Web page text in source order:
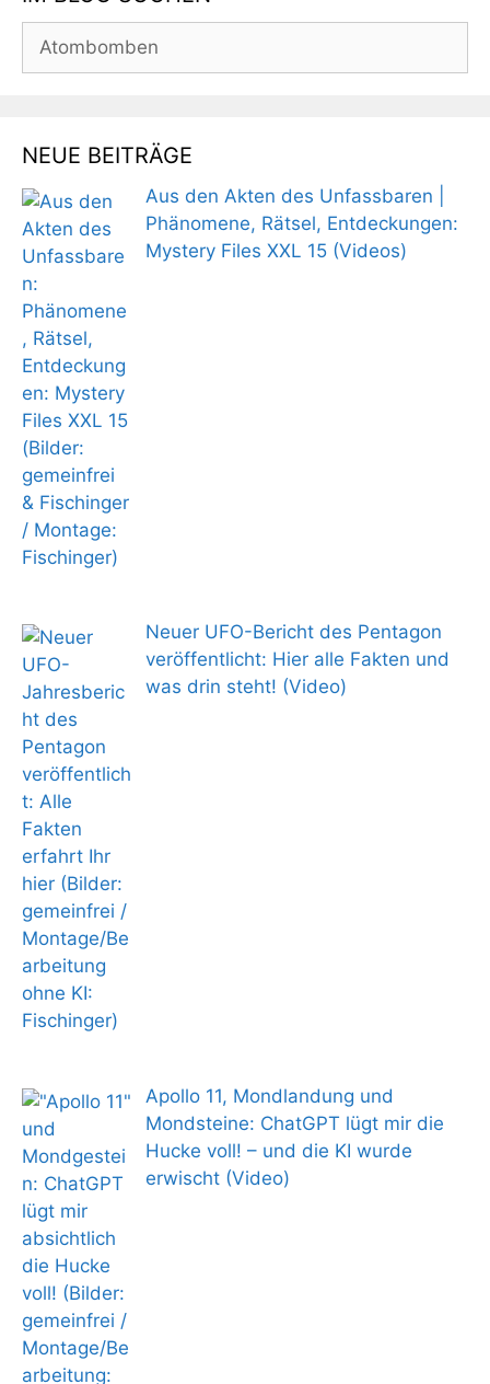
nach:
NEUE BEITRÄGE
Aus den Akten des Unfassbaren |
Phänomene, Rätsel, Entdeckungen:
Mystery Files XXL 15 (Videos)
Neuer UFO-Bericht des Pentagon
veröffentlicht: Hier alle Fakten und
was drin steht! (Video)
Apollo 11, Mondlandung und
Mondsteine: ChatGPT lügt mir die
Hucke voll! – und die KI wurde
erwischt (Video)